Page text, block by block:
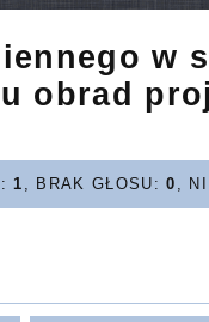
w
obrad
1 , BRAK GŁOSU:0 ,